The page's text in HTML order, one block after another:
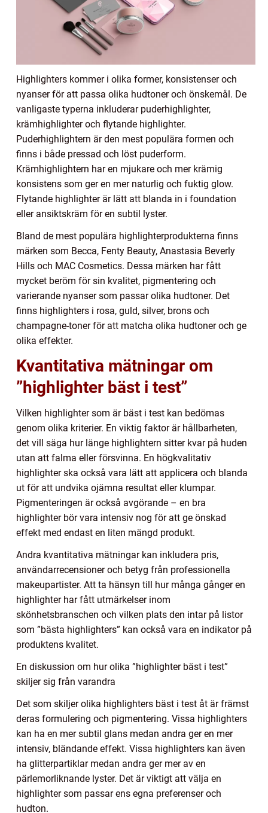
Highlighters kommer i olika former, konsistenser och
nyanser för att passa olika hudtoner och önskemål. De
vanligaste typerna inkluderar puderhighlighter,
krämhighlighter och flytande highlighter.
Puderhighlightern är den mest populära formen och
finns i både pressad och löst puderform.
Krämhighlightern har en mjukare och mer krämig
konsistens som ger en mer naturlig och fuktig glow.
Flytande highlighter är lätt att blanda in i foundation
eller ansiktskräm för en subtil lyster.
Bland de mest populära highlighterprodukterna finns
märken som Becca, Fenty Beauty, Anastasia Beverly
Hills och MAC Cosmetics. Dessa märken har fått
mycket beröm för sin kvalitet, pigmentering och
varierande nyanser som passar olika hudtoner. Det
finns highlighters i rosa, guld, silver, brons och
champagne-toner för att matcha olika hudtoner och ge
olika effekter.
Kvantitativa mätningar om
”highlighter bäst i test”
Vilken highlighter som är bäst i test kan bedömas
genom olika kriterier. En viktig faktor är hållbarheten,
det vill säga hur länge highlightern sitter kvar på huden
utan att falma eller försvinna. En högkvalitativ
highlighter ska också vara lätt att applicera och blanda
ut för att undvika ojämna resultat eller klumpar.
Pigmenteringen är också avgörande – en bra
highlighter bör vara intensiv nog för att ge önskad
effekt med endast en liten mängd produkt.
Andra kvantitativa mätningar kan inkludera pris,
användarrecensioner och betyg från professionella
makeupartister. Att ta hänsyn till hur många gånger en
highlighter har fått utmärkelser inom
skönhetsbranschen och vilken plats den intar på listor
som ”bästa highlighters” kan också vara en indikator på
produktens kvalitet.
En diskussion om hur olika ”highlighter bäst i test”
skiljer sig från varandra
Det som skiljer olika highlighters bäst i test åt är främst
deras formulering och pigmentering. Vissa highlighters
kan ha en mer subtil glans medan andra ger en mer
intensiv, bländande effekt. Vissa highlighters kan även
ha glitterpartiklar medan andra ger mer av en
pärlemorliknande lyster. Det är viktigt att välja en
highlighter som passar ens egna preferenser och
hudton.